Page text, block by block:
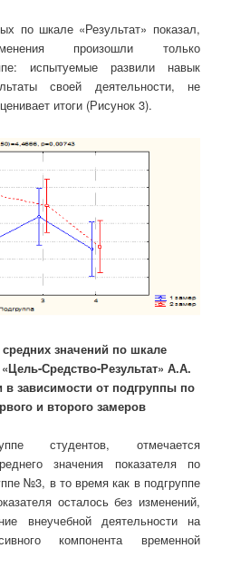
по шкале «Результат» показал,
произошли только
испытуемые развили навык
своей деятельности, не
итоги (Рисунок 3).
значений по шкале
Средство-Результат» А.А.
зависимости от подгруппы по
и второго замеров
студентов, отмечается
значения показателя по
№3, в то время как в подгруппе
осталось без изменений,
внеучебной деятельности на
компонента временной